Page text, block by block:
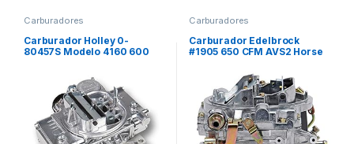
Carburadores
Carburador Holley 0-
80457S Modelo 4160 600
Carburadores
Carburador Edelbrock
#1905 650 CFM AVS2 Horse